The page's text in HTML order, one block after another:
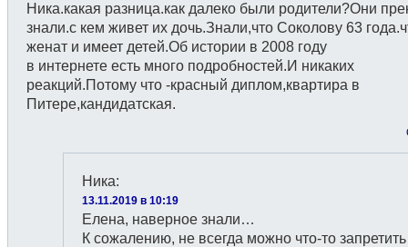
Ника.какая разница.как далеко были родители?Они
знали.с кем живет их дочь.Знали,что Соколову 63
женат и имеет детей.Об истории в 2008 году
в интернете есть много подробностей.И никаких
реакций.Потому что -красный диплом,квартира в
Питере,кандидатская.
Ника:
13.11.2019 в 10:19
Елена, наверное знали…
К сожалению, не всегда можно что-то запретить